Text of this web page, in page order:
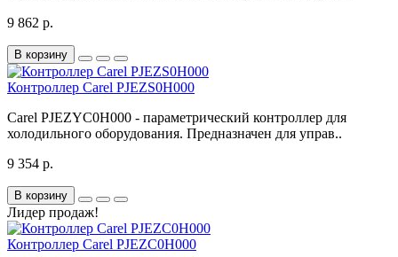
9 862 р.
В корзину
Контроллер Carel PJEZS0H000
Carel PJEZYC0H000 - параметрический контроллер для
холодильного оборудования. Предназначен для управ..
9 354 р.
В корзину
Лидер продаж!
Контроллер Carel PJEZC0H000